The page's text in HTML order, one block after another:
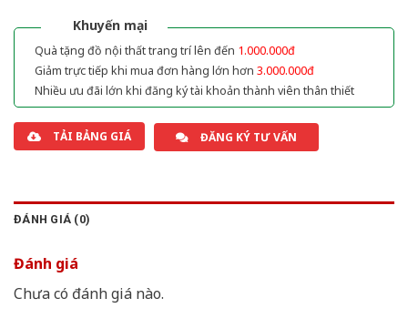
Khuyến mại
Quà tặng đồ nội thất trang trí lên đến 1.000.000đ
Giảm trực tiếp khi mua đơn hàng lớn hơn 3.000.000đ
Nhiều ưu đãi lớn khi đăng ký tài khoản thành viên thân thiết
TẢI BẢNG GIÁ ĐĂNG KÝ TƯ VẤN
ĐÁNH GIÁ (0)
Đánh giá
Chưa có đánh giá nào.